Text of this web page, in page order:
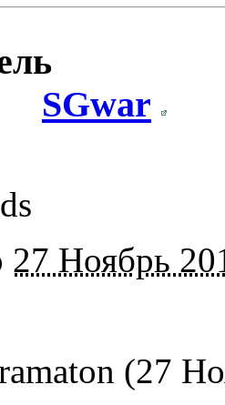
SGwar
27 Ноябрь
(27